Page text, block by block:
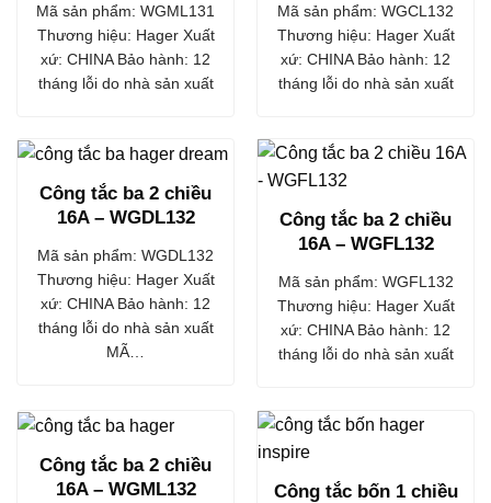
Mã sản phẩm: WGML131
Thương hiệu: Hager Xuất
xứ: CHINA Bảo hành: 12
tháng lỗi do nhà sản xuất
Mã sản phẩm: WGCL132
Thương hiệu: Hager Xuất
xứ: CHINA Bảo hành: 12
tháng lỗi do nhà sản xuất
Công tắc ba 2 chiều
16A – WGDL132
Mã sản phẩm: WGDL132
Thương hiệu: Hager Xuất
xứ: CHINA Bảo hành: 12
tháng lỗi do nhà sản xuất
MÃ…
Công tắc ba 2 chiều
16A – WGFL132
Mã sản phẩm: WGFL132
Thương hiệu: Hager Xuất
xứ: CHINA Bảo hành: 12
tháng lỗi do nhà sản xuất
Công tắc ba 2 chiều
16A – WGML132
Công tắc bốn 1 chiều